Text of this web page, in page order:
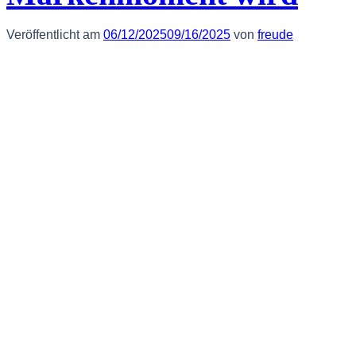
Veröffentlicht am 06/12/202509/16/2025 von freude